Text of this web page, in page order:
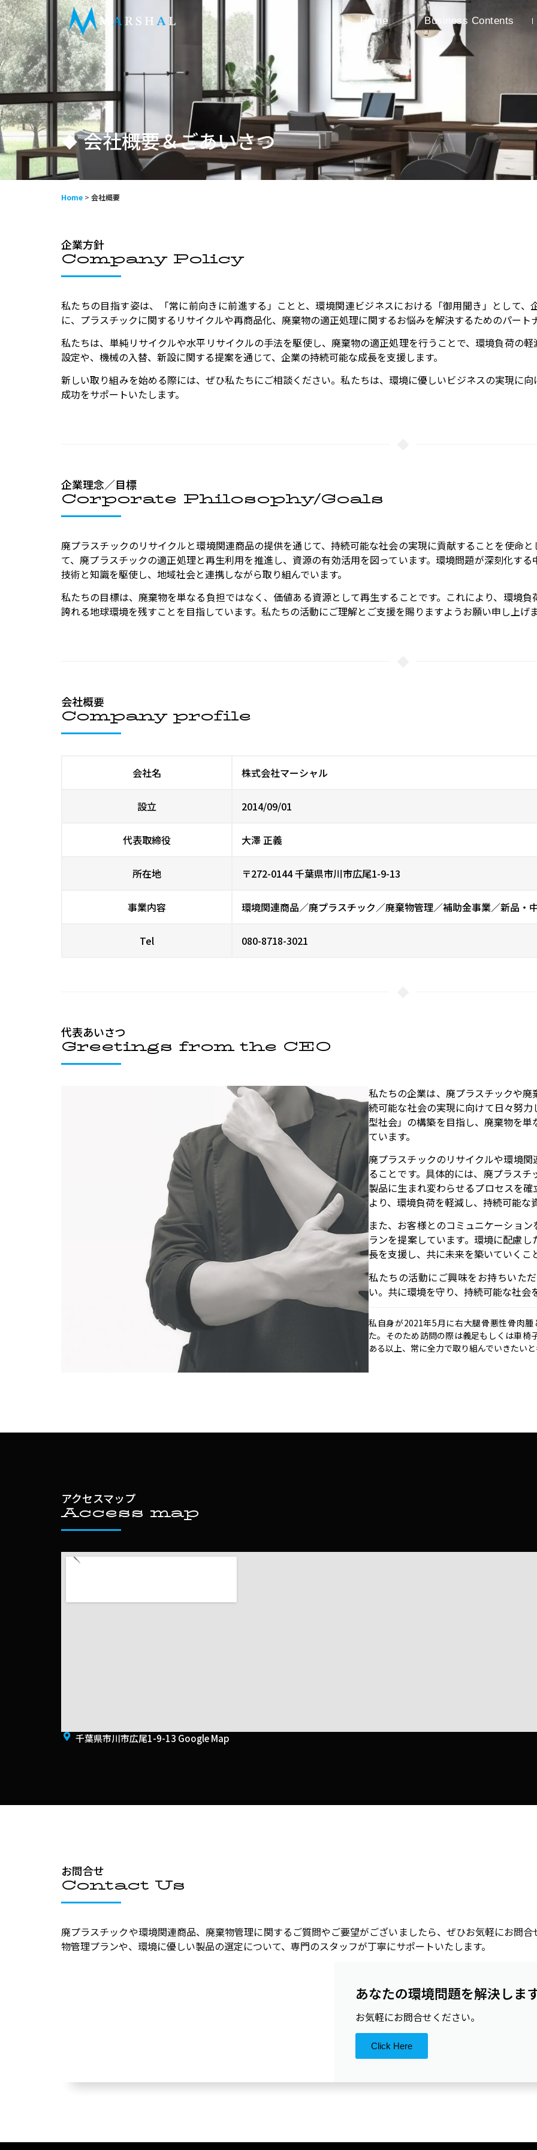
Home Business Contents
会社概要＆ごあいさつ
Home > 会社概要
企業方針
Company Policy
私たちの目指す姿は、「常に前向きに前進する」ことと、環境関連ビジネスにおける「御用聞き」として
に、プラスチックに関するリサイクルや再商品化、廃棄物の適正処理に関するお悩みを解決するためのパート
私たちは、単純リサイクルや水平リサイクルの手法を駆使し、廃棄物の適正処理を行うことで、環境負荷の
設定や、機械の入替、新設に関する提案を通じて、企業の持続可能な成長を支援します。
新しい取り組みを始める際には、ぜひ私たちにご相談ください。私たちは、環境に優しいビジネスの実現に
成功をサポートいたします。
企業理念／目標
Corporate Philosophy/Goals
廃プラスチックのリサイクルと環境関連商品の提供を通じて、持続可能な社会の実現に貢献することを使命
て、廃プラスチックの適正処理と再生利用を推進し、資源の有効活用を図っています。環境問題が深刻化す
技術と知識を駆使し、地域社会と連携しながら取り組んでいます。
私たちの目標は、廃棄物を単なる負担ではなく、価値ある資源として再生することです。これにより、環境
誇れる地球環境を残すことを目指しています。私たちの活動にご理解とご支援を賜りますようお願い申し上げ
会社概要
Company profile
会社名 株式会社マーシャル
設立 2014/09/01
代表取締役 大澤 正義
所在地 〒272-0144千葉県市川市広尾1-9-13
事業内容 環境関連商品／廃プラスチック／廃棄物管理／補助金事業／新品・
Tel 080-8718-3021
代表あいさつ
Greetings from the CEO
私たちの企業は、廃プラスチックや
続可能な社会の実現に向けて日々努
型社会」の構築を目指し、廃棄物を
ています。
廃プラスチックのリサイクルや環境
ることです。具体的には、廃プラス
製品に生まれ変わらせるプロセスを
より、環境負荷を軽減し、持続可能な
また、お客様とのコミュニケーショ
ランを提案しています。環境に配慮
長を支援し、共に未来を築いていくこ
私たちの活動にご興味をお持ちいた
い。共に環境を守り、持続可能な社
私自身が2021年5月に右大腿骨悪性骨肉
た。そのため訪問の際は義足もしくは車
ある以上、常に全力で取り組んでいきたい
アクセスマップ
Access map
千葉県市川市広尾1-9-13 Google Map
お問合せ
Contact Us
廃プラスチックや環境関連商品、廃棄物管理に関するご質問やご要望がございましたら、ぜひお気軽にお問
物管理プランや、環境に優しい製品の選定について、専門のスタッフが丁寧にサポートいたします。
あなたの環境問題を解決しま
お気軽にお問合せください。
Click Here